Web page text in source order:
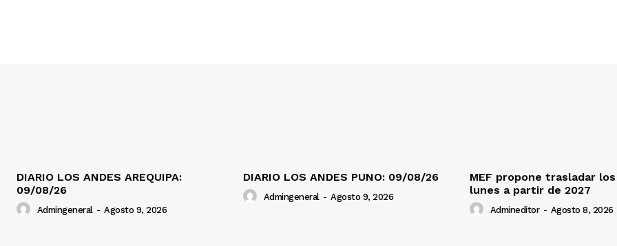
DIARIO LOS ANDES AREQUIPA:
09/08/26
Admingeneral - Agosto 9, 2026
DIARIO LOS ANDES PUNO: 09/08/26
Admingeneral - Agosto 9, 2026
MEF propone trasladar
lunes a partir de 2027
Admineditor - Agosto 8, 2026